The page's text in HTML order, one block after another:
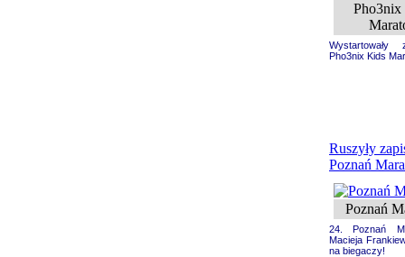
Pho3nix
Pho3nix Kids
Ruszyły
Poznań
Poznań
24. Poznań
Macieja
na biegaczy!